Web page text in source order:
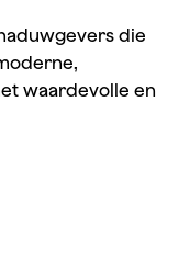
die
waardevolle en